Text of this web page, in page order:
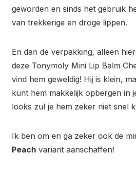
geworden en sinds het gebruik
van trekkerige en droge lippen.
En dan de verpakking, alleen
deze Tonymoly Mini Lip Balm
vind hem geweldig! Hij is klein,
kunt hem makkelijk opbergen in
looks zul je hem zeker niet snel
Ik ben om en ga zeker ook de
Peach variant aanschaffen!